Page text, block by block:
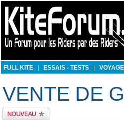
FULL KITE ESSAIS - TESTS
VENTE DE
Publier un nouveau
sujet